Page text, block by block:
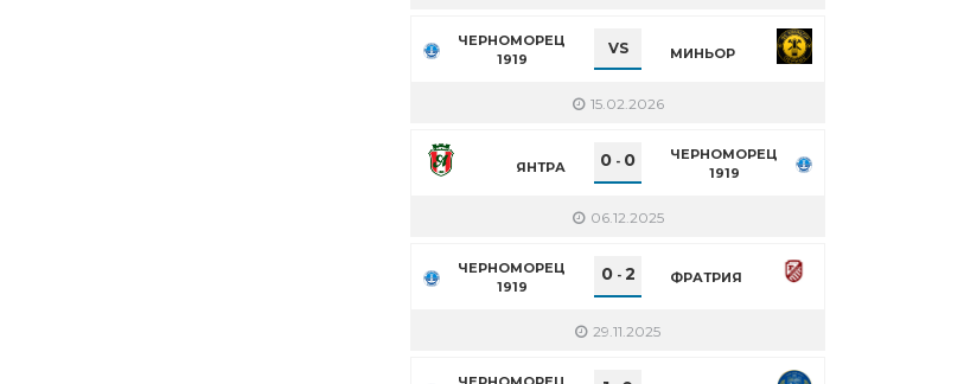
ЧЕРНОМОРЕЦ
1919
VS МИНЬОР
15.02.2026
ЯНТРА 0 - 0
ЧЕРНОМОРЕЦ
1919
06.12.2025
ЧЕРНОМОРЕЦ
1919
0- 2 ФРАТРИЯ
29.11.2025